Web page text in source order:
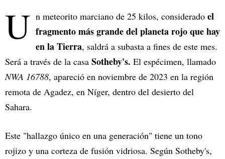
U n meteorito marciano de 25 kilos, considerado el
fragmento más grande del planeta rojo que hay
en la Tierra, saldrá a subasta a fines de este mes.
Será a través de la casa Sotheby's. El espécimen, llamado
NWA 16788, apareció en noviembre de 2023 en la región
remota de Agadez, en Níger, dentro del desierto del
Sahara.
Este "hallazgo único en una generación" tiene un tono
rojizo y una corteza de fusión vidriosa. Según Sotheby's,